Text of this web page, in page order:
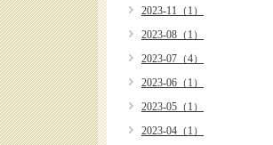
2023-11（1）
2023-08（1）
2023-07（4）
2023-06（1）
2023-05（1）
2023-04（1）